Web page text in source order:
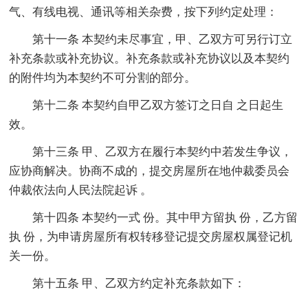
气、有线电视、通讯等相关杂费，按下列约定处理：
第十一条 本契约未尽事宜，甲、乙双方可另行订立
补充条款或补充协议。补充条款或补充协议以及本契约
的附件均为本契约不可分割的部分。
第十二条 本契约自甲乙双方签订之日自 之日起生
效。
第十三条 甲、乙双方在履行本契约中若发生争议，
应协商解决。协商不成的，提交房屋所在地仲裁委员会
仲裁依法向人民法院起诉 。
第十四条 本契约一式 份。其中甲方留执 份，乙方留
执 份，为申请房屋所有权转移登记提交房屋权属登记机
关一份。
第十五条 甲、乙双方约定补充条款如下：